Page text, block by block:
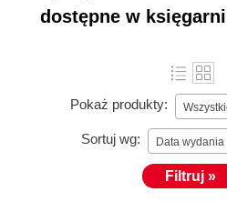
dostępne w
Pokaż produkty:
Sortuj wg: Data wydania
Filtruj »